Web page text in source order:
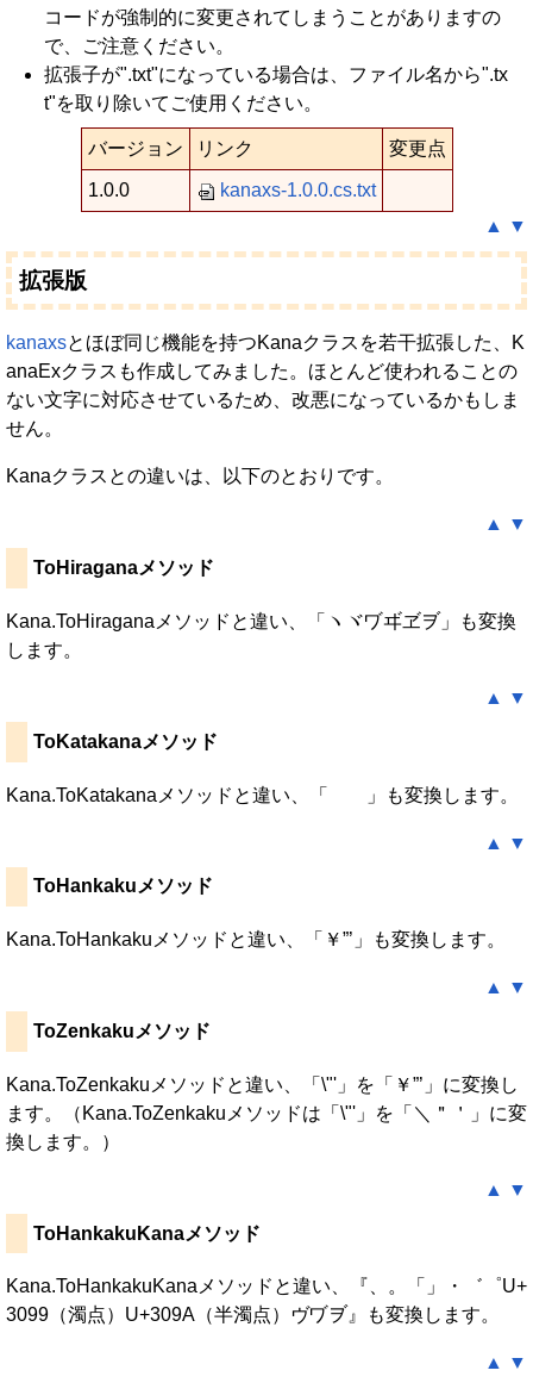
コードが強制的に変更されてしまうことがありますの
で、ご注意ください。
拡張子が".txt"になっている場合は、ファイル名から".tx
t"を取り除いてご使用ください。
バージョン リンク 変更点
1.0.0
kanaxs-1.0.0.cs.txt
▲
▼
拡張版
kanaxsとほぼ同じ機能を持つKanaクラスを若干拡張した、K
anaExクラスも作成してみました。ほとんど使われることの
ない文字に対応させているため、改悪になっているかもしま
せん。
Kanaクラスとの違いは、以下のとおりです。
▲ ▼
ToHiraganaメソッド
Kana.ToHiraganaメソッドと違い、「ヽヾヷヸヹヺ」も変換
します。
▲ ▼
ToKatakanaメソッド
Kana.ToKatakanaメソッドと違い、「ゝゞ」も変換します。
▲ ▼
ToHankakuメソッド
Kana.ToHankakuメソッドと違い、「￥”’」も変換します。
▲ ▼
ToZenkakuメソッド
Kana.ToZenkakuメソッドと違い、「\"'」を「￥”’」に変換し
ます。（Kana.ToZenkakuメソッドは「\"'」を「＼＂＇」に変
換します。）
▲ ▼
ToHankakuKanaメソッド
Kana.ToHankakuKanaメソッドと違い、『、。「」・゛゜U+
3099（濁点）U+309A（半濁点）ヴヷヺ』も変換します。
▲ ▼